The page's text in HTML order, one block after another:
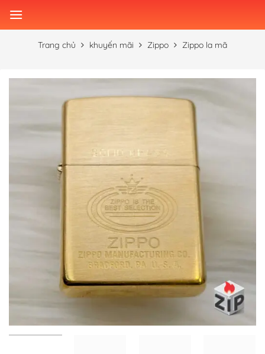
Trang chủ khuyến mãi Zippo Zippo la mã